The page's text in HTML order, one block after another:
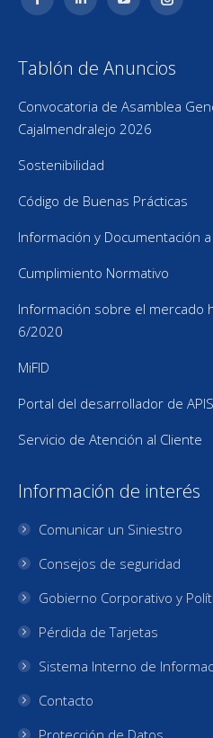
Facebook
opens
in
new
window
Linkedin
opens
in
new
window
YouTube
opens
in
new
window
in
new
Tablón de Anuncios
Convocatoria de Asamblea
Cajalmendralejo 2026
Sostenibilidad
Código de Buenas Prácticas
Información y Documentación
Cumplimiento Normativo
Información sobre el mercado
6/2020
MiFID
Portal del desarrollador de APIS
Servicio de Atención al Cliente
Información de interés
Comunicar un Siniestro
Consejos de seguridad
Gobierno Corporativo y
Pérdida de Tarjetas
Sistema Interno de
Contacto
Protección de Datos